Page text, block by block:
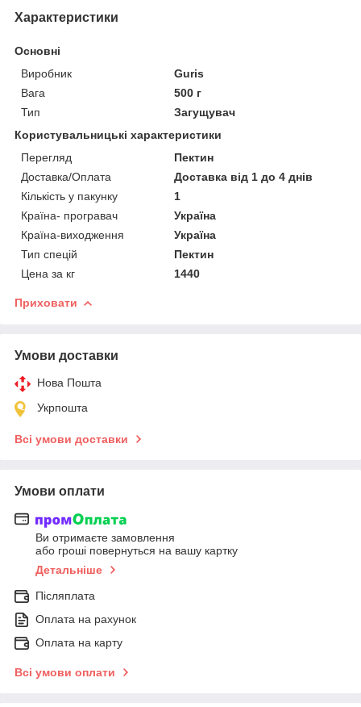
Характеристики
Основні
Виробник
Guris
Вага
500 г
Тип
Загущувач
Користувальницькі характеристики
Перегляд
Пектин
Доставка/Оплата
Доставка від 1 до 4 днів
Кількість у пакунку
1
Країна- програвач
Україна
Країна-виходження
Україна
Тип спецій
Пектин
Цена за кг
1440
Приховати
Умови доставки
Нова Пошта
Укрпошта
Всі умови доставки
Умови оплати
Ви отримаєте замовлення
або гроші повернуться на вашу картку
Детальніше
Післяплата
Оплата на рахунок
Оплата на карту
Всі умови оплати